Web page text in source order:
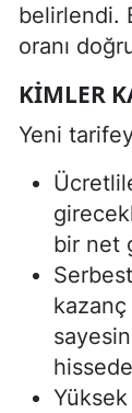
belirlendi.
oranı
KIMLER
Yeni
bir net
kazanç
Yüksek